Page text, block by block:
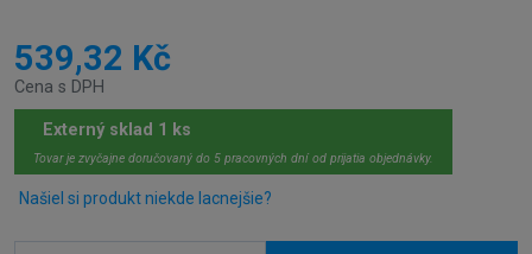
539,32 Kč
Cena s DPH
Externý sklad 1 ks
Tovar je zvyčajne doručovaný do 5 pracovných dní od prijatia objednávky.
Našiel si produkt niekde lacnejšie?